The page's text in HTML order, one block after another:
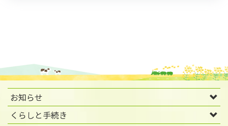
お知らせ
くらしと手続き